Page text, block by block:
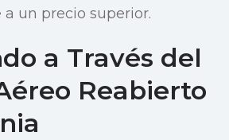
un precio superior.
a Través del
Reabierto